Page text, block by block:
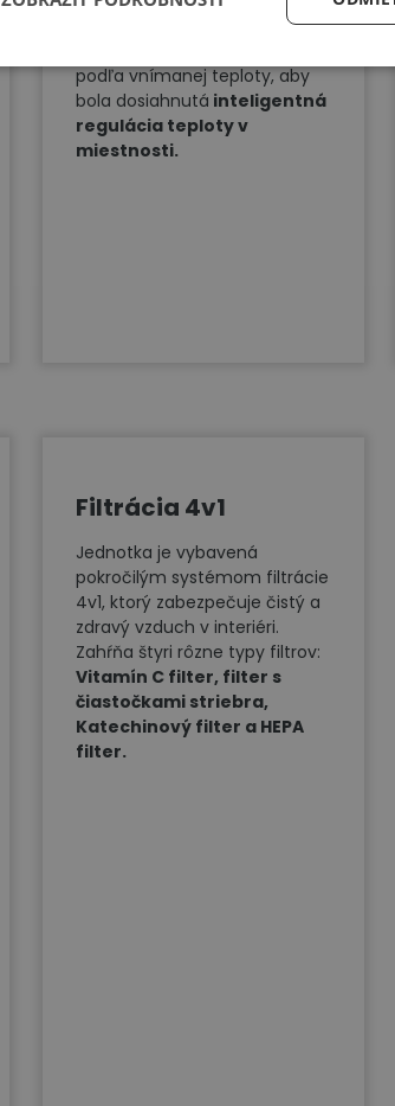
ovládači. Vnútorná jednotka je
podľa vnímanej teploty, aby
bola dosiahnutá inteligentná
regulácia teploty v
miestnosti.
Filtrácia 4v1
Jednotka je vybavená
pokročilým systémom filtrácie
4v1, ktorý zabezpečuje čistý a
zdravý vzduch v interiéri.
Zahŕňa štyri rôzne typy filtrov:
Vitamín C filter, filter s
čiastočkami striebra,
Katechinový filter a HEPA
filter.